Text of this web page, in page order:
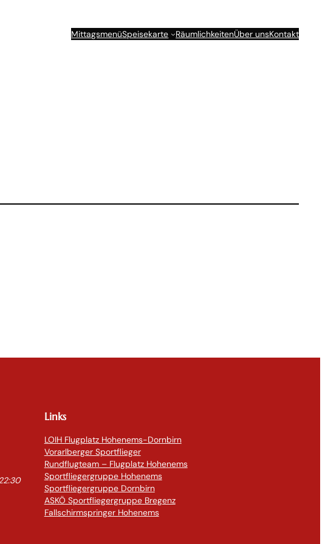
MittagsmenüSpeisekarte RäumlichkeitenÜber unsKontakt
Links
LOIH Flugplatz Hohenems-Dornbirn
Vorarlberger Sportflieger
Rundflugteam – Flugplatz Hohenems
Sportfliegergruppe Hohenems
Sportfliegergruppe Dornbirn
ASKÖ Sportfliegergruppe Bregenz
Fallschirmspringer Hohenems